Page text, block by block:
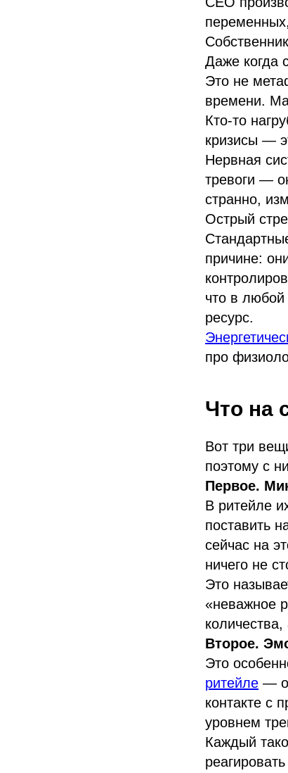
Даже когда
Это не
времени.
Кто-то
кризисы —
Нервная
тревоги —
странно,
Острый
причине:
что в любой
ресурс.
про
Что на
Вот три
поэтому с
Первое.
В ритейле
поставить
сейчас на
ничего не
Это
«неважное
количества,
Второе.
Это
ритейле —
контакте с
уровнем
Каждый